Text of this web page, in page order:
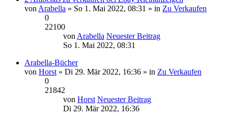
von Arabella » So 1. Mai 2022, 08:31 » in Zu Verkaufen
0
22100
von Arabella Neuester Beitrag
So 1. Mai 2022, 08:31
Arabella-Bücher
von Horst » Di 29. Mär 2022, 16:36 » in Zu Verkaufen
0
21842
von Horst Neuester Beitrag
Di 29. Mär 2022, 16:36